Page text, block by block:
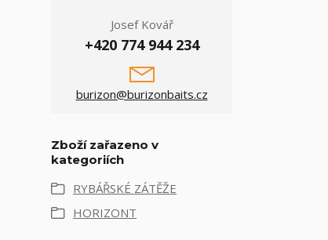
Josef Kovář
+420 774 944 234
burizon@burizonbaits.cz
Zboží zařazeno v
kategoriích
RYBÁŘSKÉ ZÁTĚŽE
HORIZONT